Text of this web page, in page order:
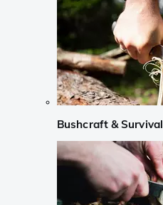
Bushcraft & Survival